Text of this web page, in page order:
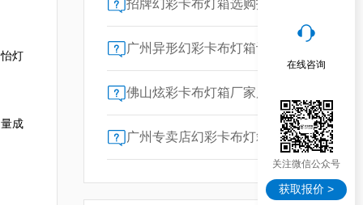
灯
成
广州专卖店幻彩卡布灯箱选购指南：一位广告总监的售后保障启示录
在线咨询
关注微信公众号
获取报价 >